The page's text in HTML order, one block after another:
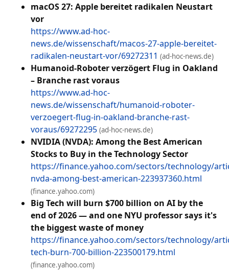
macOS 27: Apple bereitet radikalen Neustart
vor
https://www.ad-hoc-
news.de/wissenschaft/macos-27-apple-bereitet-
radikalen-neustart-vor/69272311 (ad-hoc-news.de)
Humanoid-Roboter verzögert Flug in Oakland
– Branche rast voraus
https://www.ad-hoc-
news.de/wissenschaft/humanoid-roboter-
verzoegert-flug-in-oakland-branche-rast-
voraus/69272295 (ad-hoc-news.de)
NVIDIA (NVDA): Among the Best American
Stocks to Buy in the Technology Sector
https://finance.yahoo.com/sectors/technology/
nvda-among-best-american-223937360.html
(finance.yahoo.com)
Big Tech will burn $700 billion on AI by the
end of 2026 — and one NYU professor says it's
the biggest waste of money
https://finance.yahoo.com/sectors/technology/
tech-burn-700-billion-223500179.html
(finance.yahoo.com)